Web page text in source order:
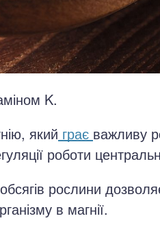
K.
який грає важливу
роботи
рослини
в магнії.